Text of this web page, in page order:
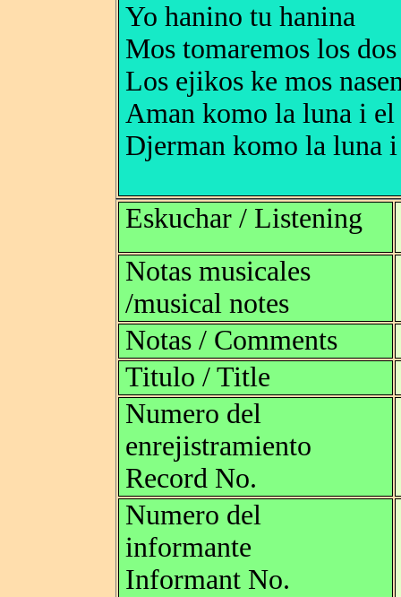
Yo hanino tu hanina
Mos tomaremos los dos
Los ejikos ke mos
Aman komo la luna i el
Djerman komo la luna
Eskuchar / Listening
Notas musicales
/musical notes
Notas / Comments
Titulo / Title
Numero del
enrejistramiento
Record No.
Numero del
informante
Informant No.